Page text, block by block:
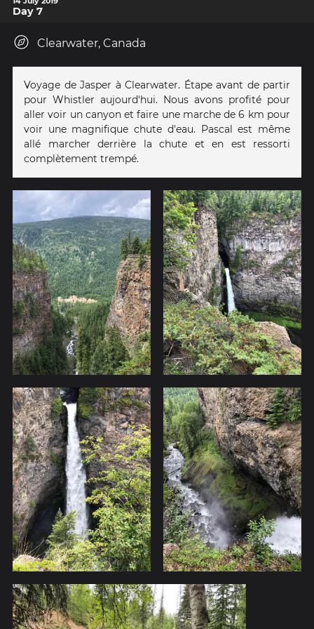
Day 7
Clearwater, Canada
Voyage de Jasper à Clearwater. Étape avant de partir
pour Whistler aujourd'hui. Nous avons profité pour
aller voir un canyon et faire une marche de 6 km pour
voir une magnifique chute d'eau. Pascal est même
allé marcher derrière la chute et en est ressorti
complètement trempé.